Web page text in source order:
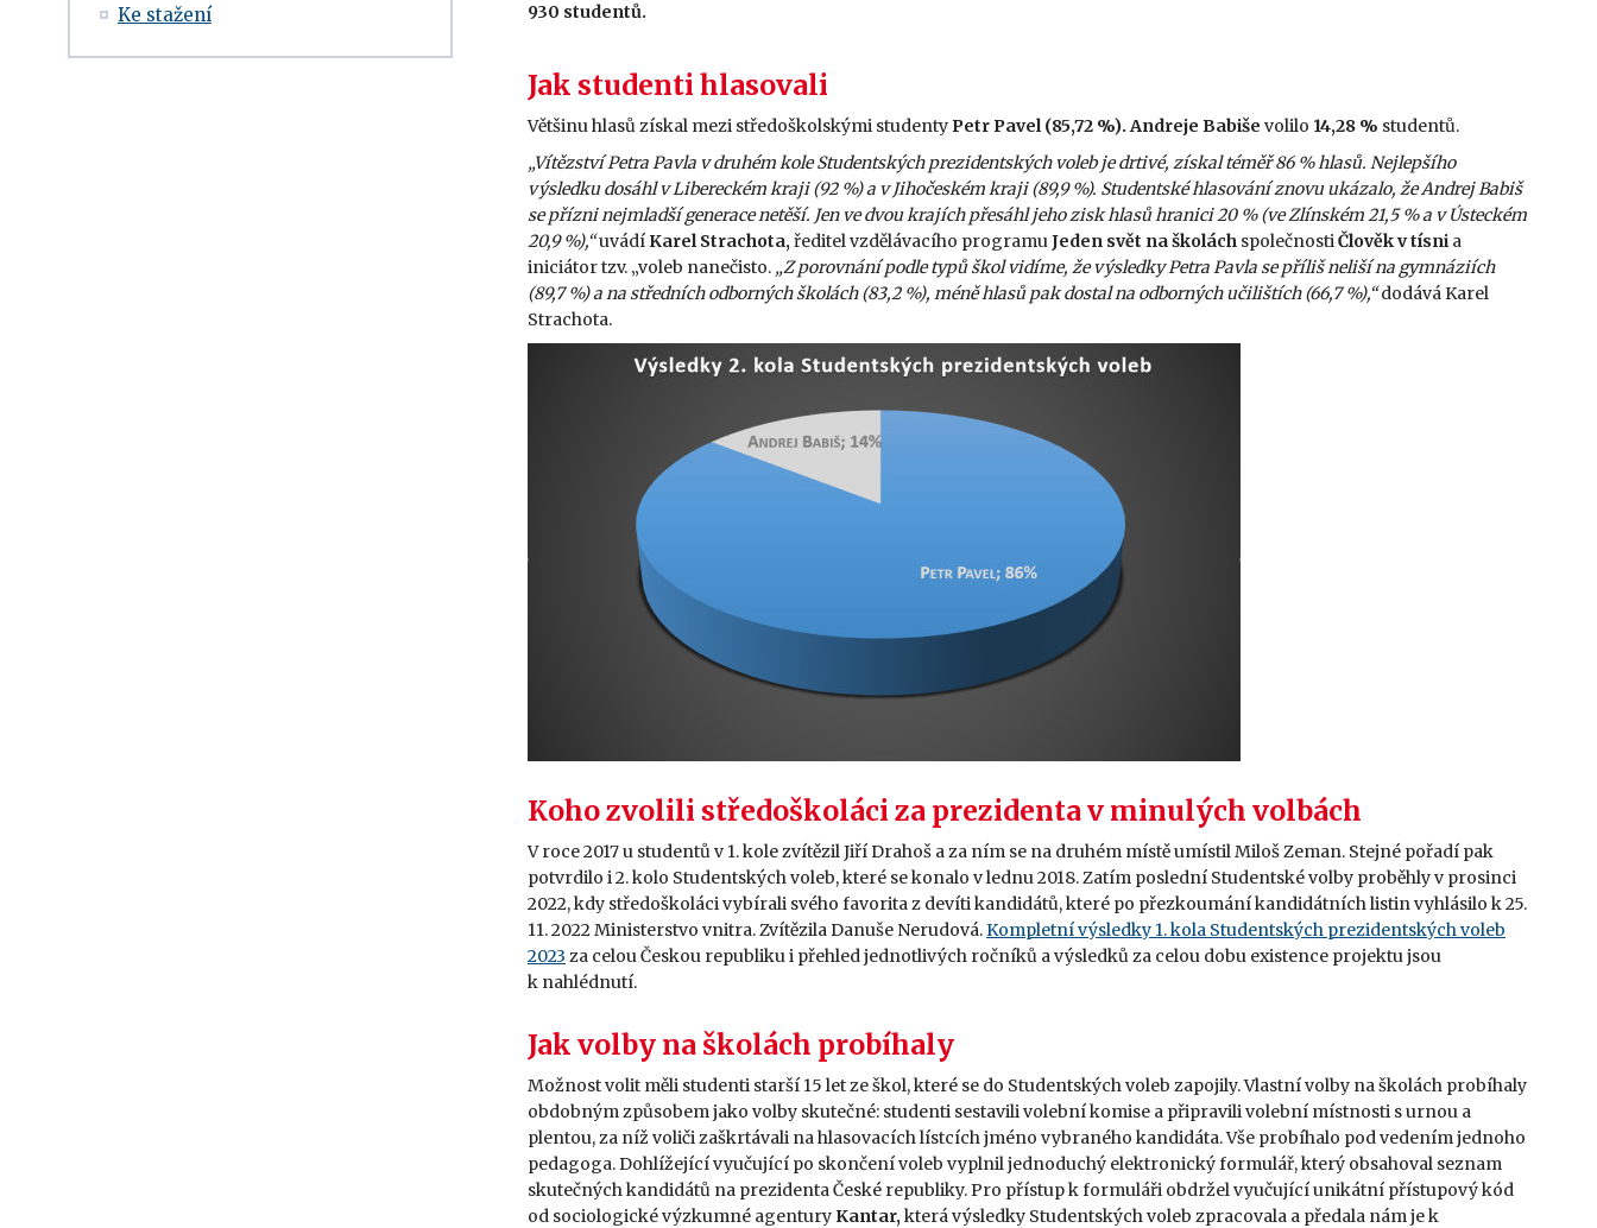
Ke stažení
930 studentů.
Jak studenti hlasovali
Většinu hlasů získal mezi středoškolskými studenty Petr Pavel (85,72 %). Andreje Babiše volilo 14,28 % studentů.
„Vítězství Petra Pavla v druhém kole Studentských prezidentských voleb je drtivé, získal téměř 86 % hlasů. Nejlepšího
výsledku dosáhl v Libereckém kraji (92 %) a v Jihočeském kraji (89,9 %). Studentské hlasování znovu ukázalo, že Andrej Babiš
se přízni nejmladší generace netěší. Jen ve dvou krajích přesáhl jeho zisk hlasů hranici 20 % (ve Zlínském 21,5 % a v Ústeckém
20,9 %),“uvádí Karel Strachota,ředitel vzdělávacího programuJeden svět na školách společnostiČlověk v tísni a
iniciátor tzv. „voleb nanečisto. „Z porovnání podle typů škol vidíme, že výsledky Petra Pavla se příliš neliší na gymnáziích
(89,7 %) a na středních odborných školách (83,2 %), méně hlasů pak dostal na odborných učilištích (66,7 %),“dodává Karel
Strachota.
Koho zvolili středoškoláci za prezidenta v minulých volbách
V roce 2017 u studentů v 1. kole zvítězil Jiří Drahoš a za ním se na druhém místě umístil Miloš Zeman. Stejné pořadí pak
potvrdilo i 2. kolo Studentských voleb, které se konalo v lednu 2018. Zatím poslední Studentské volby proběhly v prosinci
2022, kdy středoškoláci vybírali svého favorita z devíti kandidátů, které po přezkoumání kandidátních listin vyhlásilo k 25.
11. 2022 Ministerstvo vnitra. Zvítězila Danuše Nerudová.Kompletní výsledky 1. kola Studentských prezidentských voleb
2023 za celou Českou republiku i přehled jednotlivých ročníků a výsledků za celou dobu existence projektu jsou
k nahlédnutí.
Jak volby na školách probíhaly
Možnost volit měli studenti starší 15 let ze škol, které se do Studentských voleb zapojily. Vlastní volby na školách probíhaly
obdobným způsobem jako volby skutečné: studenti sestavili volební komise a připravili volební místnosti s urnou a
plentou, za níž voliči zaškrtávali na hlasovacích lístcích jméno vybraného kandidáta. Vše probíhalo pod vedením jednoho
pedagoga. Dohlížející vyučující po skončení voleb vyplnil jednoduchý elektronický formulář, který obsahoval seznam
skutečných kandidátů na prezidenta České republiky. Pro přístup k formuláři obdržel vyučující unikátní přístupový kód
od sociologické výzkumné agentury Kantar,která výsledky Studentských voleb zpracovala a předala nám je k